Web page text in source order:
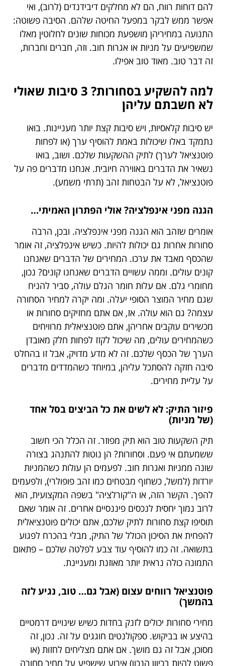
להם דוחות רווח, הם לא מחלקים דיבידנדים (לרוב), ואי
אפשר ממש לבקר במפעל החיטה שלהם. הסיבה פשוטה:
התנועה במחיריהן מושפעת מכוחות שונים לחלוטין מאלו
שמשפיעים על מניות או אגרות חוב. וזה, חברים וחברות,
זה דבר טוב. מאוד טוב אפילו.
למה להשקיע בסחורות? 3 סיבות שאולי
לא חשבתם עליהן
יש סיבות קלאסיות, ויש סיבות קצת יותר מעניינות. בואו
נתמקד באלו שיכולות באמת להוסיף ערך (או לפחות
פוטנציאל לערך) לתיק ההשקעות שלכם. ושוב, בואו
נשאיר את הדברים באווירה חיובית. אנחנו מדברים פה על
פוטנציאל, לא על הבטחות זהב (תרתי משמע).
הגנה מפני אינפלציה? אולי הפתרון האמיתי…
אומרים שזהב הוא הגנה מפני אינפלציה. ובכן, הרבה
סחורות אחרות גם יכולות להיות. כשיש אינפלציה, זה אומר
שהכסף מאבד את ערכו. המחירים של הדברים שאנחנו
קונים עולים. וממה עשויים הדברים שאנחנו קונים? נכון,
מחומרי גלם. אם עלות חומר הגלם עולה, סביר להניח
שגם מחיר המוצר הסופי יעלה. ומה יקרה למחיר הסחורה
עצמה? גם הוא עולה. אז, אם אתם מחזיקים סחורות או
מכשירים עוקבים אחריהן, אתם פוטנציאלית מרוויחים
כשהמחירים עולים, מה שיכול לקזז לפחות חלק מאובדן
הערך של הכסף שלכם. זה לא מדע מדויק, אבל זו בהחלט
סיבה חזקה להסתכל עליהן, במיוחד כשהמדדים מדברים
על עליית מחירים.
פיזור התיק: לא לשים את כל הביצים בסל אחד
(של מניות)
תיק השקעות טוב הוא תיק מפוזר. זה הכלל הכי חשוב
ששמעתם אי פעם. וסחורות? הן נוטות להתנהג בצורה
שונה ממניות ואגרות חוב. לפעמים הן עולות כשהמניות
יורדות (למשל, כשחוף מבטחים כמו זהב פופולרי), ולפעמים
להפך. הקשר הזה, או ה"קורלציה" בשפה המקצועית, הוא
לרוב נמוך יחסית לנכסים פיננסיים אחרים. זה אומר שאם
תוסיפו קצת סחורות לתיק שלכם, אתם יכולים פוטנציאלית
להפחית את הסיכון הכולל של התיק, מבלי בהכרח לפגוע
בתשואה. זה כמו להוסיף עוד צבע לפלטה שלכם – פתאום
התמונה כולה נראית יותר מאוזנת ומעניינת.
פוטנציאל רווחים עצום (אבל גם… טוב, נגיע לזה
בהמשך)
מחירי סחורות יכולים לזנק בחדות כשיש שינויים דרמטיים
בהיצע או בביקוש. ספקולנטים חוגגים על זה. נכון, זה
מסוכן, אבל זה גם מושך. אם אתם מצליחים לחזות (או
פשוט להיות בכיוון הנכון) אירוע שישפיע על מחיר סחורה